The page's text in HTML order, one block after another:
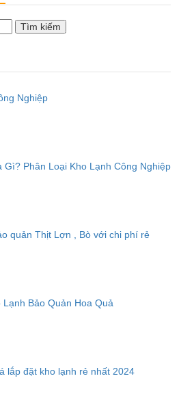
Nghiệp
Gì? Phân Loại Kho Lạnh Công Nghiệp
quản Thịt Lợn , Bò với chi phí rẻ
Bảo Quản Hoa Quả
lắp đặt kho lạnh rẻ nhất 2024